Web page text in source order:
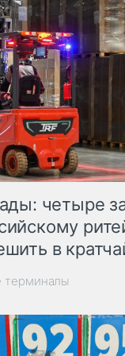
четыре
в
терминалы